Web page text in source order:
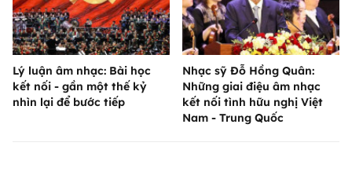
Lý luận âm nhạc: Bài học
kết nối - gần một thế kỷ
nhìn lại để bước tiếp
Nhạc sỹ Đỗ Hồng Quân:
Những giai điệu âm nhạc
kết nối tình hữu nghị Việt
Nam - Trung Quốc